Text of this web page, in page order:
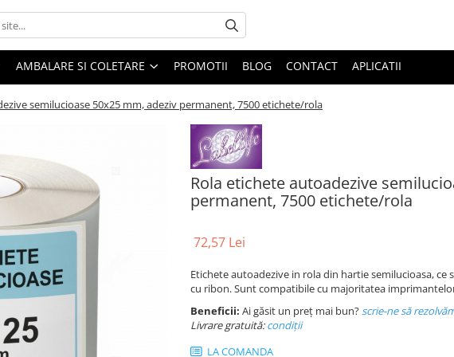
AMBALARE SI COLETARE PROMOTII BLOG CONTACT APLICATII
semilucioase 50x25 mm, adeziv permanent, 7500 etichete/rola
Rola etichete autoadezive
permanent, 7500 etichete/rola
72,57 Lei
Etichete autoadezive in rola din hartie semilucioasa,
cu ribon. Sunt compatibile cu majoritatea
Beneficii: Ai găsit un preț mai bun?scrie-ne să
Livrare gratuită:condiții
LA COMANDA